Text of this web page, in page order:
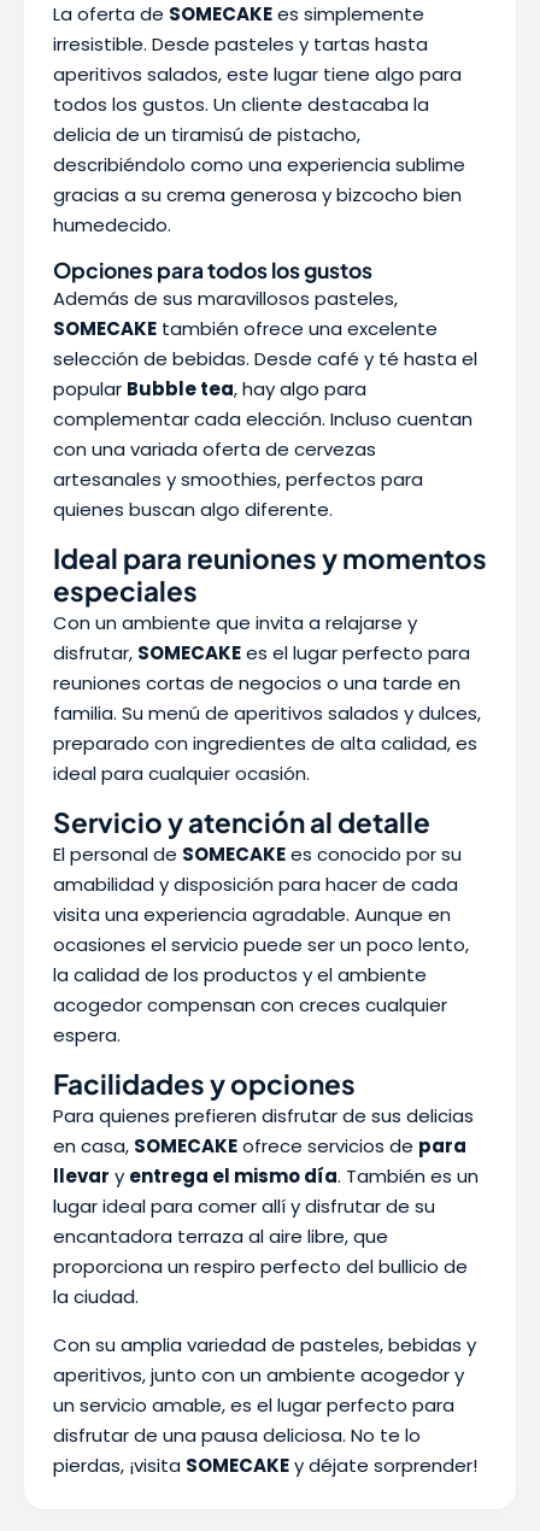
La oferta de SOMECAKEes simplemente
irresistible. Desde pasteles y tartas hasta
aperitivos salados, este lugar tiene algo para
todos los gustos. Un cliente destacaba la
delicia de un tiramisú de pistacho,
describiéndolo como una experiencia sublime
gracias a su crema generosa y bizcocho bien
humedecido.
Opciones para todos los gustos
Además de sus maravillosos pasteles,
SOMECAKE también ofrece una excelente
selección de bebidas. Desde café y té hasta el
popular Bubble tea, hay algo para
complementar cada elección. Incluso cuentan
con una variada oferta de cervezas
artesanales y smoothies, perfectos para
quienes buscan algo diferente.
Ideal para reuniones y momentos
especiales
Con un ambiente que invita a relajarse y
disfrutar, SOMECAKEes el lugar perfecto para
reuniones cortas de negocios o una tarde en
familia. Su menú de aperitivos salados y dulces,
preparado con ingredientes de alta calidad, es
ideal para cualquier ocasión.
Servicio y atención al detalle
El personal de SOMECAKEes conocido por su
amabilidad y disposición para hacer de cada
visita una experiencia agradable. Aunque en
ocasiones el servicio puede ser un poco lento,
la calidad de los productos y el ambiente
acogedor compensan con creces cualquier
espera.
Facilidades y opciones
Para quienes prefieren disfrutar de sus delicias
en casa, SOMECAKEofrece servicios de para
llevar y entrega el mismo día. También es un
lugar ideal para comer allí y disfrutar de su
encantadora terraza al aire libre, que
proporciona un respiro perfecto del bullicio de
la ciudad.
Con su amplia variedad de pasteles, bebidas y
aperitivos, junto con un ambiente acogedor y
un servicio amable, es el lugar perfecto para
disfrutar de una pausa deliciosa. No te lo
pierdas, ¡visita SOMECAKEy déjate sorprender!